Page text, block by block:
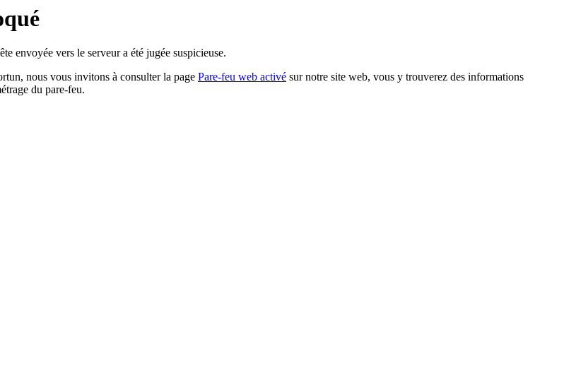
envoyée vers le serveur a été jugée suspicieuse.
nous vous invitons à consulter la page Pare-feu web activé sur notre site web, vous y trouverez des informations
du pare-feu.